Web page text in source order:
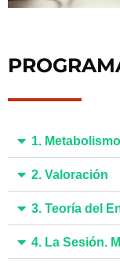
1.
2. Valoración
3. Teoría del
4. La Sesión.